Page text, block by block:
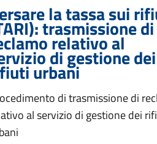
la tassa sui
trasmissione di
relativo al
di gestione dei
urbani
di trasmissione di
al servizio di gestione dei